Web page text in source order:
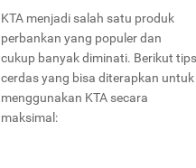
KTA menjadi salah satu produk
perbankan yang populer dan
cukup banyak diminati. Berikut tips
cerdas yang bisa diterapkan untuk
menggunakan KTA secara
maksimal: